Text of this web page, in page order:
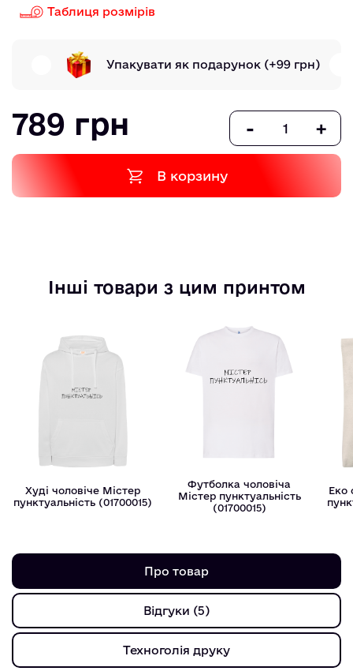
Таблиця розмірів
Упакувати як подарунок (+99 грн)
789 грн - +
В корзину
Інші товари з цим принтом
Худі чоловіче Мiстер
пунктуальнiсть (01700015)
Футболка чоловіча
Мiстер пунктуальнiсть
(01700015)
Еко
Про товар
Відгуки (5)
Техноголія друку